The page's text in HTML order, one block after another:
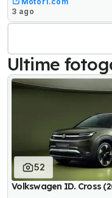
3 ago
Ultime
52
Volkswagen ID. Cross